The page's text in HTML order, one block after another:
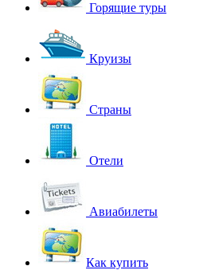
Горящие туры
Круизы
Страны
Отели
Авиабилеты
Как купить